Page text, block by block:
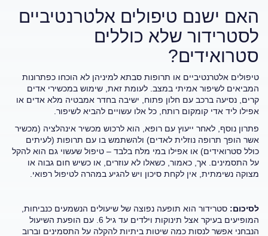
האם ישנם טיפולים אלטרנטיביים
לסטרידור שלא כוללים
סטרואידים?
טיפולים אלטרנטיביים או תרופות סבתא למיניהן לא הוכחו כפתרונות
המביאים לשיפור אמיתי במצב. לעומת זאת, שימוש במכשירי אדים
קרים, נסיעה ברכב עם חלון פתוח, ישיבה בחדר אמבטיה מלא אדים או
אפילו ליד אדי קומקום רותח, כל אלו עשויים להביא לשיפור.
פתרון נוסף, לאחר ייעוץ עם רופא, הוא לרכוש מכשיר אינהלציה (מכשיר
אשר הופך תרופה נוזלית לאדים) ולהשתמש בו עם תרופות (לעיתים
כולל סטרואידים) או אפילו במי מלח בלבד – טיפול שעשוי גם הוא להקל
על התסמינים. אך, כאמור, כשאלו לא עוזרים, או כשיש חום גבוה או
מצוקה נשימתית, אין לקחת סיכון ויש להגיע במהרה לטיפול רפואי.
לסיכום: סטרידור הוא תופעה נפוצה של שיעולים הנשמעים כנביחות,
המופיעים בעיקר אצל תינוקות וילדים עד גיל 6. עם הופעת השיעול
הנבחני אפשר לנסות כמה שיטות ביתיות להקלה על התסמינים וברוב